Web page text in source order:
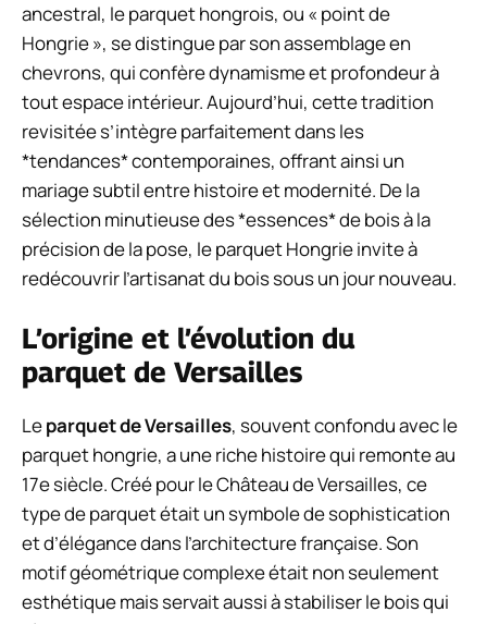
ancestral, le parquet hongrois, ou « point de
Hongrie », se distingue par son assemblage en
chevrons, qui confère dynamisme et profondeur à
tout espace intérieur. Aujourd’hui, cette tradition
revisitée s’intègre parfaitement dans les
*tendances* contemporaines, offrant ainsi un
mariage subtil entre histoire et modernité. De la
sélection minutieuse des *essences* de bois à la
précision de la pose, le parquet Hongrie invite à
redécouvrir l’artisanat du bois sous un jour nouveau.
L’origine et l’évolution du
parquet de Versailles
Leparquet de Versailles, souvent confondu avec le
parquet hongrie, a une riche histoire qui remonte au
17e siècle. Créé pour le Château de Versailles, ce
type de parquet était un symbole de sophistication
et d’élégance dans l’architecture française. Son
motif géométrique complexe était non seulement
esthétique mais servait aussi à stabiliser le bois qui